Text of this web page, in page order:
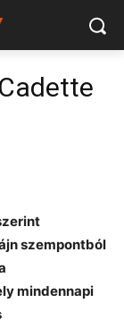
szempontból
mindennapi